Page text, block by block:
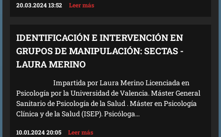
20.03.2024 13:52 Leer más
IDENTIFICACIÓN E INTERVENCIÓN EN
GRUPOS DE MANIPULACIÓN: SECTAS -
LAURA MERINO
Impartida por Laura Merino Licenciada en
Psicología por la Universidad de Valencia. Máster General
Sanitario de Psicología de la Salud . Máster en Psicología
Clínica y de la Salud (ISEP). Psicóloga...
10.01.2024 20:05 Leer más